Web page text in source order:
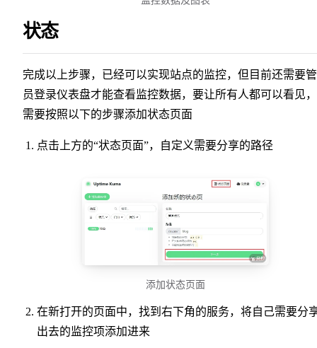
状态
完成以上步骤，已经可以实现站点的监控，但目前还需要
员登录仪表盘才能查看监控数据，要让所有人都可以看见
需要按照以下的步骤添加状态页面
点击上方的“状态页面”，自定义需要分享的路径
添加状态页面
在新打开的页面中，找到右下角的服务，将自己需要分
出去的监控项添加进来